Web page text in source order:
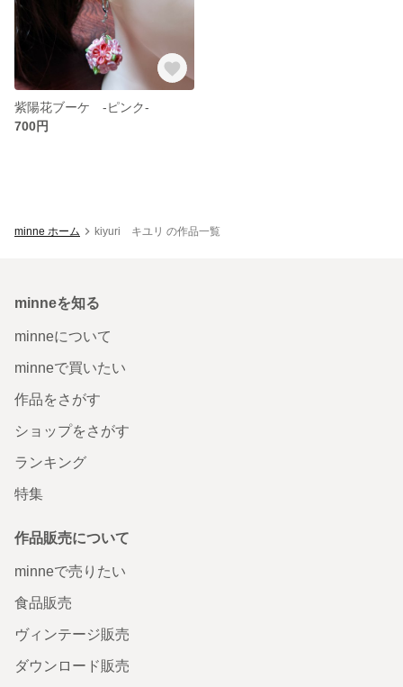
紫陽花ブーケ -ピンク-
700円
minne ホーム kiyuri キユリ の作品一覧
minneを知る
minneについて
minneで買いたい
作品をさがす
ショップをさがす
ランキング
特集
作品販売について
minneで売りたい
食品販売
ヴィンテージ販売
ダウンロード販売